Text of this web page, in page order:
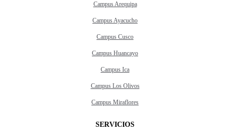
Campus Arequipa
Campus Ayacucho
Campus Cusco
Campus Huancayo
Campus Ica
Campus Los Olivos
Campus Miraflores
SERVICIOS